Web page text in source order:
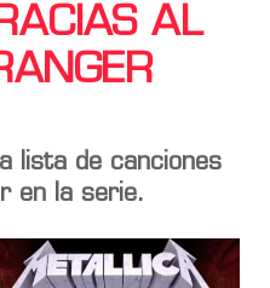
AL
lista de canciones
en la serie.